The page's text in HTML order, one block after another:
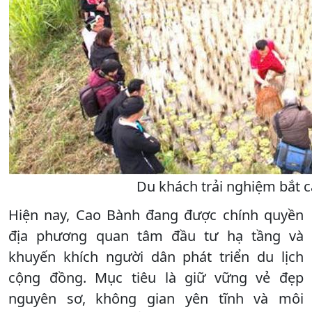
Du khách trải nghiệm bắt
Hiện nay, Cao Bành đang được chính quyền
địa phương quan tâm đầu tư hạ tầng và
khuyến khích người dân phát triển du lịch
cộng đồng. Mục tiêu là giữ vững vẻ đẹp
nguyên sơ, không gian yên tĩnh và môi